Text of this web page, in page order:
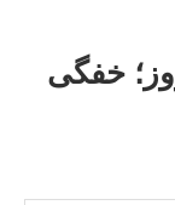
خفگی